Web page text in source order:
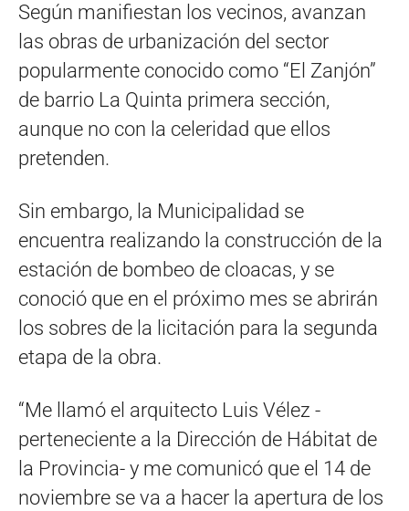
Según manifiestan los vecinos, avanzan
las obras de urbanización del sector
popularmente conocido como “El Zanjón”
de barrio La Quinta primera sección,
aunque no con la celeridad que ellos
pretenden.
Sin embargo, la Municipalidad se
encuentra realizando la construcción de la
estación de bombeo de cloacas, y se
conoció que en el próximo mes se abrirán
los sobres de la licitación para la segunda
etapa de la obra.
“Me llamó el arquitecto Luis Vélez -
perteneciente a la Dirección de Hábitat de
la Provincia- y me comunicó que el 14 de
noviembre se va a hacer la apertura de los